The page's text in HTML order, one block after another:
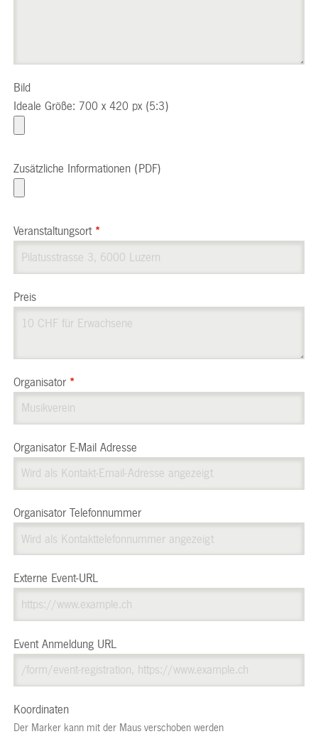
Bild
Ideale Größe: 700 x 420 px (5:3)
Zusätzliche Informationen (PDF)
Veranstaltungsort *
Preis
Organisator *
Organisator E-Mail Adresse
Organisator Telefonnummer
Externe Event-URL
Event Anmeldung URL
Koordinaten
Der Marker kann mit der Maus verschoben werden